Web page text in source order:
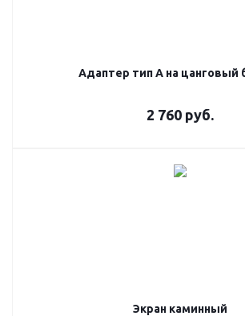
Адаптер тип А на цанговый
2 760 руб.
Экран каминный